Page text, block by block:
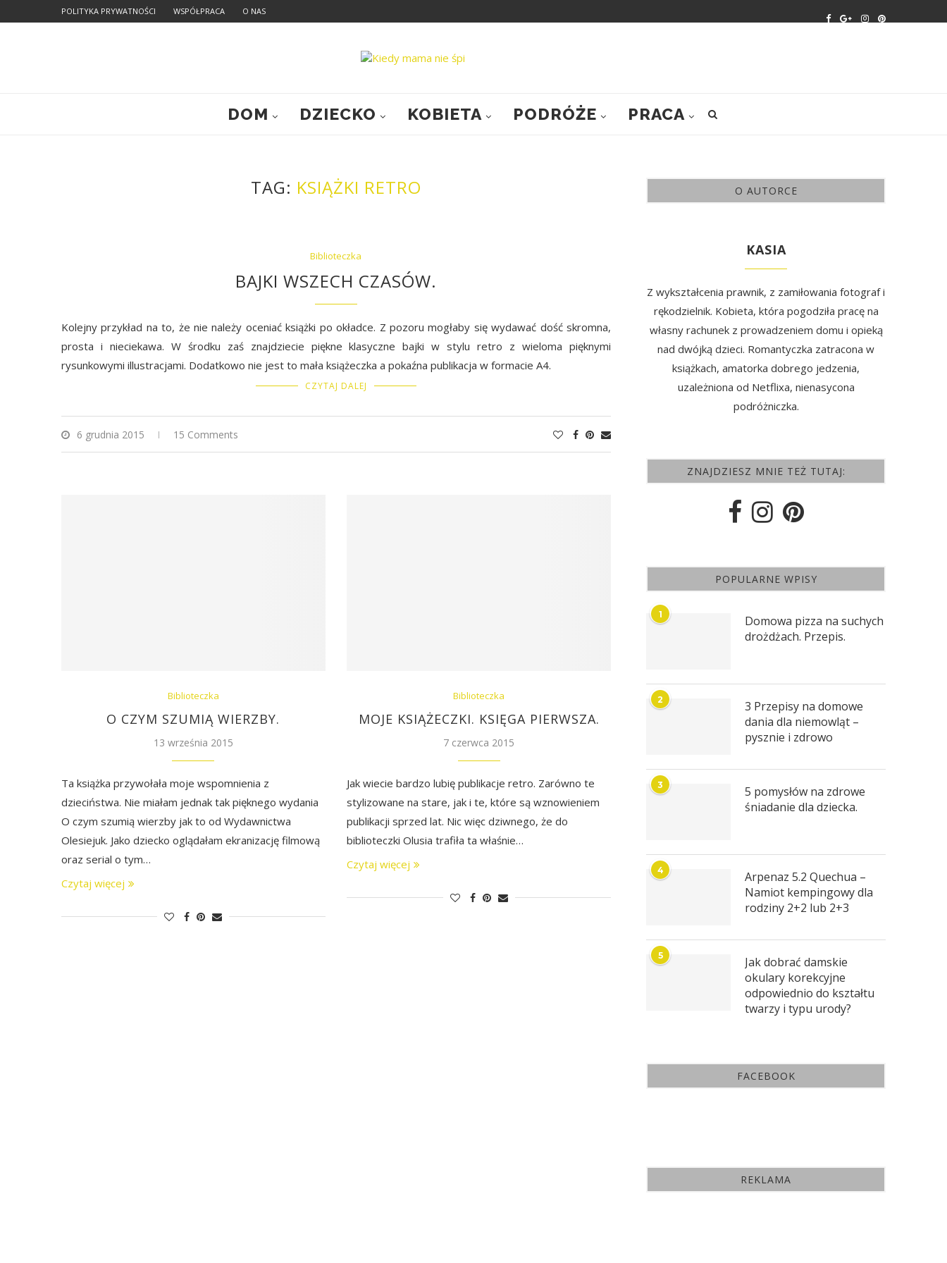
POLITYKA PRYWATNOŚCI WSPÓŁPRACA O NAS
DOM DZIECKO KOBIETA PODRÓŻE PRACA
TAG: KSIĄŻKI RETRO
Biblioteczka
BAJKI WSZECH CZASÓW.
Kolejny przykład na to, że nie należy oceniać książki po okładce. Z pozoru mogłaby się wydawać dość skromna,
prosta i nieciekawa. W środku zaś znajdziecie piękne klasyczne bajki w stylu retro z wieloma pięknymi
rysunkowymi illustracjami. Dodatkowo nie jest to mała książeczka a pokaźna publikacja w formacie A4.
CZYTAJ DALEJ
6 grudnia 2015 15 Comments
Biblioteczka
O CZYM SZUMIĄ WIERZBY.
13 września 2015
Ta książka przywołała moje wspomnienia z
dzieciństwa. Nie miałam jednak tak pięknego wydania
O czym szumią wierzby jak to od Wydawnictwa
Olesiejuk. Jako dziecko oglądałam ekranizację filmową
oraz serial o tym…
Czytaj więcej
Biblioteczka
MOJE KSIĄŻECZKI. KSIĘGA PIERWSZA.
7 czerwca 2015
Jak wiecie bardzo lubię publikacje retro. Zarówno te
stylizowane na stare, jak i te, które są wznowieniem
publikacji sprzed lat. Nic więc dziwnego, że do
biblioteczki Olusia trafiła ta właśnie…
Czytaj więcej
O AUTORCE
KASIA
Z wykształcenia prawnik, z zamiłowania fotograf i
rękodzielnik. Kobieta, która pogodziła pracę na
własny rachunek z prowadzeniem domu i opieką
nad dwójką dzieci. Romantyczka zatracona w
książkach, amatorka dobrego jedzenia,
uzależniona od Netflixa, nienasycona
podróżniczka.
ZNAJDZIESZ MNIE TEŻ TUTAJ:
POPULARNE WPISY
1
Domowa pizza na suchych
drożdżach. Przepis.
2
3 Przepisy na domowe
dania dla niemowląt –
pysznie i zdrowo
3
5 pomysłów na zdrowe
śniadanie dla dziecka.
4
Arpenaz 5.2 Quechua –
Namiot kempingowy dla
rodziny 2+2 lub 2+3
5
Jak dobrać damskie
okulary korekcyjne
odpowiednio do kształtu
twarzy i typu urody?
FACEBOOK
REKLAMA